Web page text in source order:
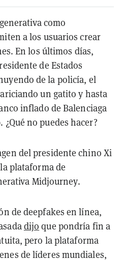
como
a los usuarios crear
En los últimos días,
de Estados
de la policía, el
un gatito y hasta
inflado de Balenciaga
no puedes hacer?
del presidente chino Xi
plataforma de
Midjourney.
de deepfakes en línea,
dijo que pondría fin a
pero la plataforma
de líderes mundiales,